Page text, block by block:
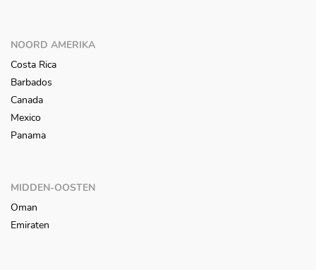
NOORD AMERIKA
Costa Rica
Barbados
Canada
Mexico
Panama
MIDDEN-OOSTEN
Oman
Emiraten